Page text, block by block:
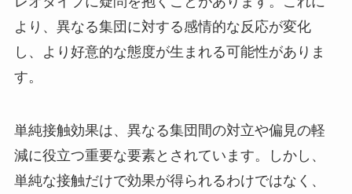
より、異なる集団に対する感情的な反応が変化
し、より好意的な態度が生まれる可能性がありま
す。
単純接触効果は、異なる集団間の対立や偏見の軽
減に役立つ重要な要素とされています。しかし、
単純な接触だけで効果が得られるわけではなく、